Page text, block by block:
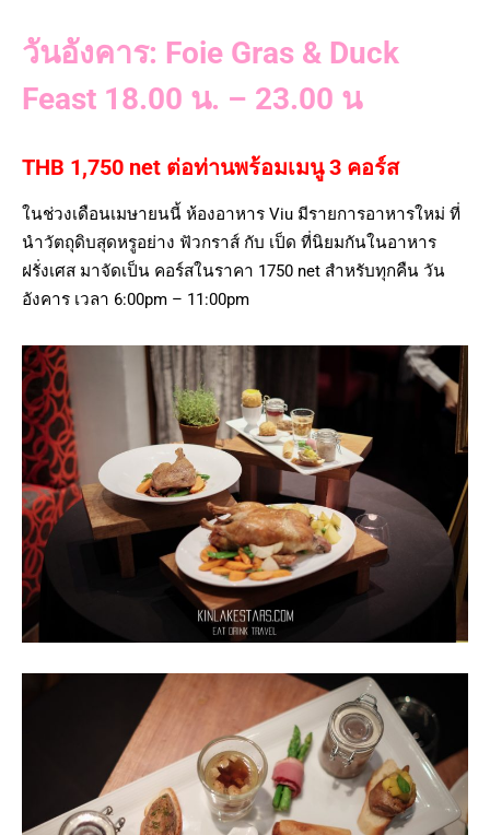
วันอังคาร: Foie Gras & Duck
Feast 18.00 น. – 23.00 น
THB 1,750 net ต่อท่านพร้อมเมนู 3 คอร์ส
ในช่วงเดือนเมษายนนี้ ห้องอาหาร Viu มีรายการอาหารใหม่ ที่
นำวัตถุดิบสุดหรูอย่าง ฟัวกราส์ กับ เป็ด ที่นิยมกันในอาหาร
ฝรั่งเศส มาจัดเป็น คอร์สในราคา 1750 net สำหรับทุกคืน วัน
อังคาร เวลา 6:00pm – 11:00pm